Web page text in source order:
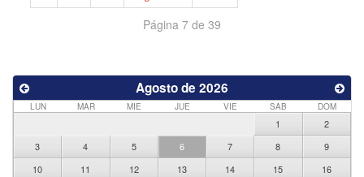
Página 7 de 39
Agosto de 2026
LUN MAR MIE JUE VIE SAB DOM
1
2
3
4 5 6 7 8
9
10
11 12 13 14 15
16